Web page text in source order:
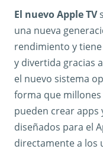
El nuevo Apple TV
una nueva
rendimiento y
y divertida gracias
el nuevo sistema
forma que
pueden crear apps
diseñados para el
directamente a los